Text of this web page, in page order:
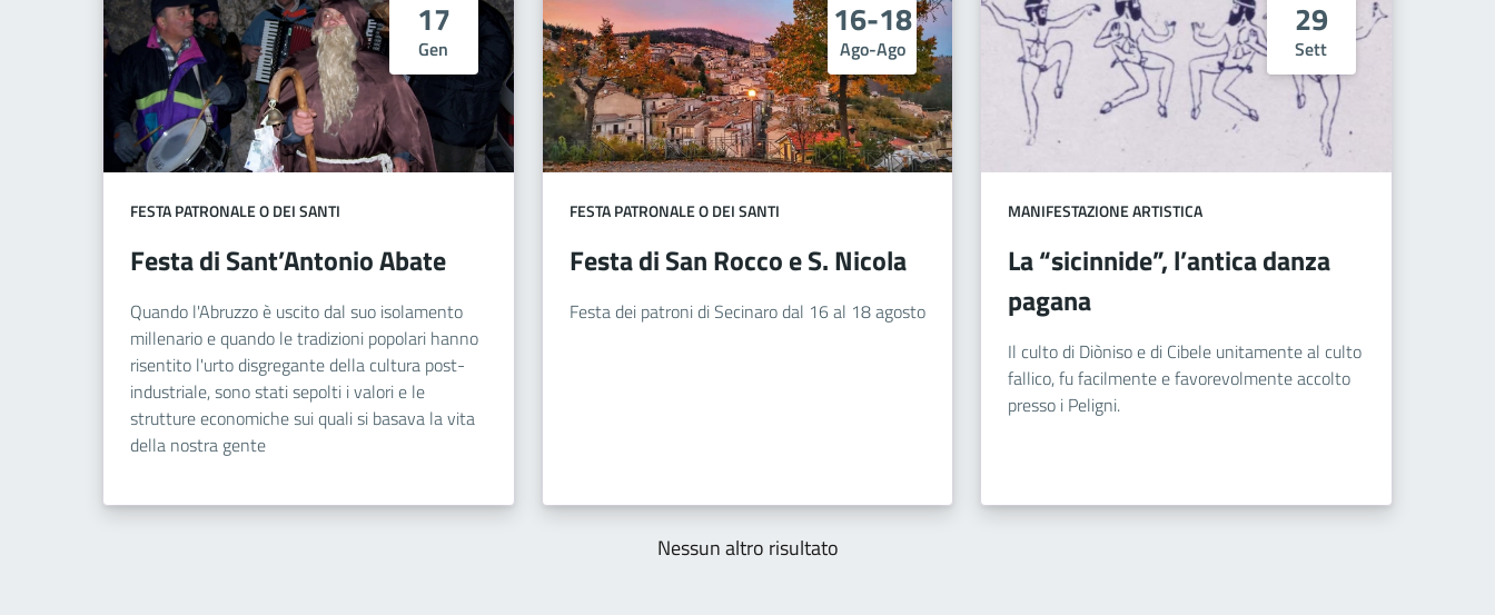
17
Gen
FESTA PATRONALE O DEI SANTI
Festa di Sant’Antonio Abate
Quando l'Abruzzo è uscito dal suo isolamento
millenario e quando le tradizioni popolari hanno
risentito l'urto disgregante della cultura post-
industriale, sono stati sepolti i valori e le
strutture economiche sui quali si basava la vita
della nostra gente
16-18
Ago-Ago
FESTA PATRONALE O DEI SANTI
Festa di San Rocco e S. Nicola
Festa dei patroni di Secinaro dal 16 al 18 agosto
29
Sett
MANIFESTAZIONE ARTISTICA
La “sicinnide”, l’antica danza
pagana
Il culto di Diòniso e di Cibele unitamente al culto
fallico, fu facilmente e favorevolmente accolto
presso i Peligni.
Nessun altro risultato